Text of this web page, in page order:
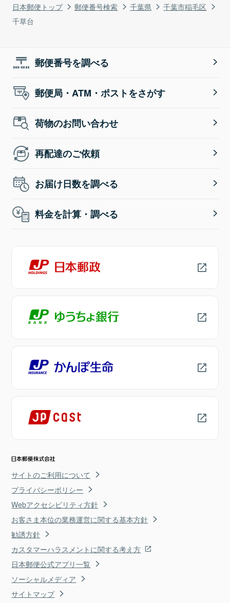
日本郵便トップ 郵便番号検索 千葉県
千葉市稲毛区
千草台
郵便番号を調べる
郵便局・ATM・ポストをさがす
荷物のお問い合わせ
再配達のご依頼
お届け日数を調べる
料金を計算・調べる
サイトのご利用について
プライバシーポリシー
Webアクセシビリティ方針
お客さま本位の業務運営に関する基本方針
勧誘方針
カスタマーハラスメントに関する考え方
日本郵便公式アプリ一覧
ソーシャルメディア
サイトマップ